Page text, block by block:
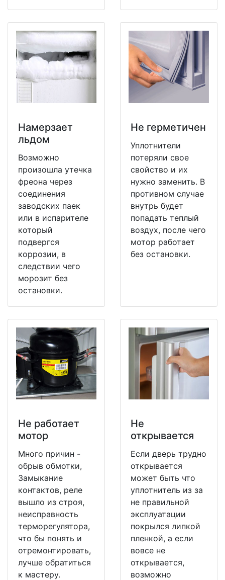
Намерзает
льдом
Возможно
произошла утечка
фреона через
соединения
заводских паек
или в испарителе
который
подвергся
коррозии, в
следствии чего
морозит без
остановки.
Не герметичен
Уплотнители
потеряли свое
свойство и их
нужно заменить. В
противном случае
внутрь будет
попадать теплый
воздух, после чего
мотор работает
без остановки.
Не работает
мотор
Много причин -
обрыв обмотки,
Замыкание
контактов, реле
вышло из строя,
неисправность
терморегулятора,
что бы понять и
отремонтировать,
лучше обратиться
к мастеру.
Не
открывается
Если дверь трудно
открывается
может быть что
уплотнитель из за
не правильной
эксплуатации
покрылся липкой
пленкой, а если
вовсе не
открывается,
возможно